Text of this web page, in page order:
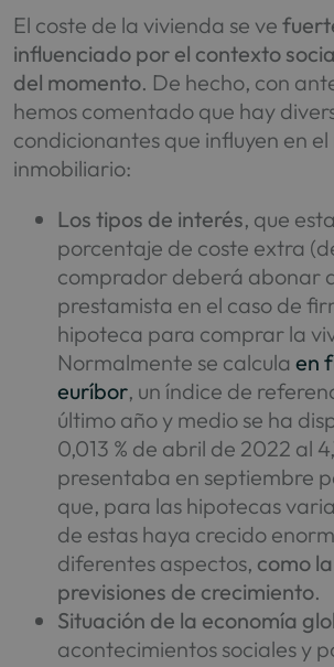
El coste de la vivienda se ve
influenciado por el contexto
del momento. De hecho, con
hemos comentado que hay
condicionantes que influyen en
inmobiliario:
Los tipos de interés, que
porcentaje de coste extra
comprador deberá abonar
prestamista en el caso de
hipoteca para comprar la
Normalmente se calcula en
euríbor, un índice de
último año y medio se ha
0,013 % de abril de 2022 al
presentaba en septiembre
que, para las hipotecas
de estas haya crecido
diferentes aspectos, como
previsiones de crecimiento.
Situación de la economía
acontecimientos sociales y